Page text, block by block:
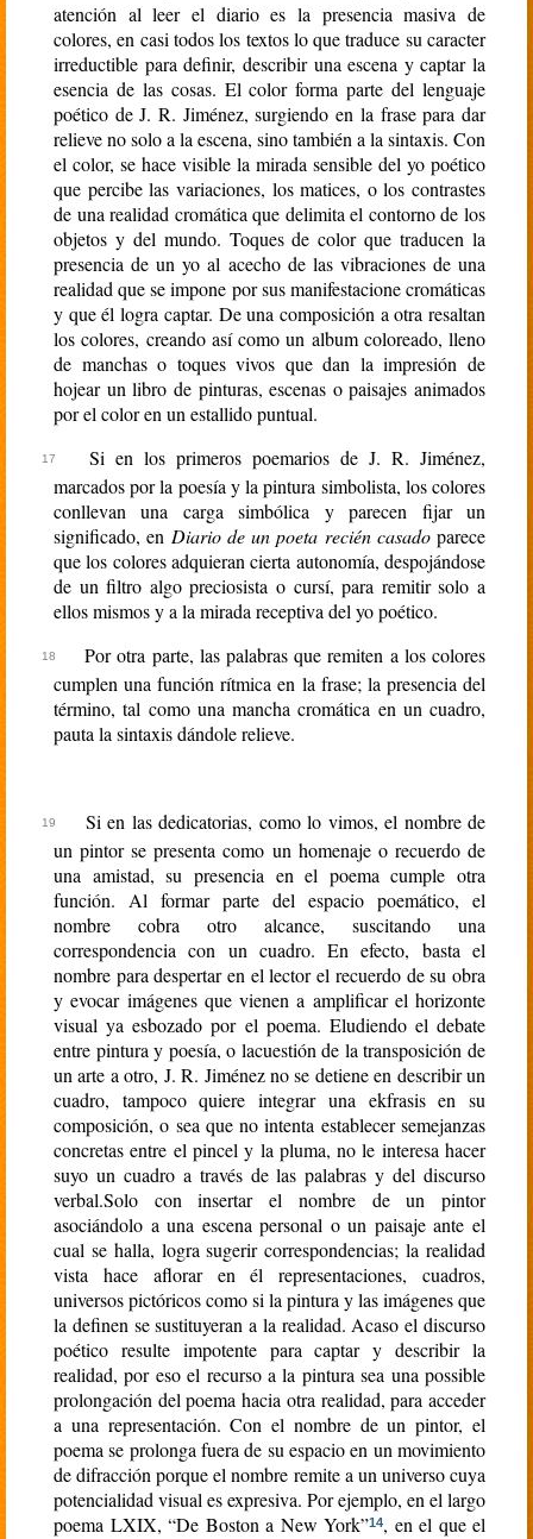
atención al leer el diario es la presencia masiva de
colores, en casi todos los textos lo que traduce su caracter
irreductible para definir, describir una escena y captar la
esencia de las cosas. El color forma parte del lenguaje
poético de J. R. Jiménez, surgiendo en la frase para dar
relieve no solo a la escena, sino también a la sintaxis. Con
el color, se hace visible la mirada sensible del yo poético
que percibe las variaciones, los matices, o los contrastes
de una realidad cromática que delimita el contorno de los
objetos y del mundo. Toques de color que traducen la
presencia de un yo al acecho de las vibraciones de una
realidad que se impone por sus manifestacione cromáticas
y que él logra captar. De una composición a otra resaltan
los colores, creando así como un album coloreado, lleno
de manchas o toques vivos que dan la impresión de
hojear un libro de pinturas, escenas o paisajes animados
por el color en un estallido puntual.
Si en los primeros poemarios de J. R. Jiménez,
marcados por la poesía y la pintura simbolista, los colores
conllevan una carga simbólica y parecen fijar un
significado, en Diario de un poeta recién casadoparece
que los colores adquieran cierta autonomía, despojándose
de un filtro algo preciosista o cursí, para remitir solo a
ellos mismos y a la mirada receptiva del yo poético.
Por otra parte, las palabras que remiten a los colores
cumplen una función rítmica en la frase; la presencia del
término, tal como una mancha cromática en un cuadro,
pauta la sintaxis dándole relieve.
Si en las dedicatorias, como lo vimos, el nombre de
un pintor se presenta como un homenaje o recuerdo de
una amistad, su presencia en el poema cumple otra
función. Al formar parte del espacio poemático, el
nombre cobra otro alcance, suscitando una
correspondencia con un cuadro. En efecto, basta el
nombre para despertar en el lector el recuerdo de su obra
y evocar imágenes que vienen a amplificar el horizonte
visual ya esbozado por el poema. Eludiendo el debate
entre pintura y poesía, o lacuestión de la transposición de
un arte a otro, J. R. Jiménez no se detiene en describir un
cuadro, tampoco quiere integrar una ekfrasis en su
composición, o sea que no intenta establecer semejanzas
concretas entre el pincel y la pluma, no le interesa hacer
suyo un cuadro a través de las palabras y del discurso
verbal.Solo con insertar el nombre de un pintor
asociándolo a una escena personal o un paisaje ante el
cual se halla, logra sugerir correspondencias; la realidad
vista hace aflorar en él representaciones, cuadros,
universos pictóricos como si la pintura y las imágenes que
la definen se sustituyeran a la realidad. Acaso el discurso
poético resulte impotente para captar y describir la
realidad, por eso el recurso a la pintura sea una possible
prolongación del poema hacia otra realidad, para acceder
a una representación. Con el nombre de un pintor, el
poema se prolonga fuera de su espacio en un movimiento
de difracción porque el nombre remite a un universo cuya
potencialidad visual es expresiva. Por ejemplo, en el largo
poema LXIX, “De Boston a New York”14, en el que el